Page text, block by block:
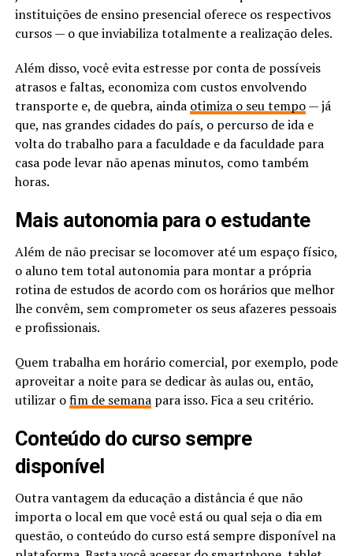
instituições de ensino presencial oferece os respectivos
cursos — o que inviabiliza totalmente a realização deles.
Além disso, você evita estresse por conta de possíveis
atrasos e faltas, economiza com custos envolvendo
transporte e, de quebra, ainda otimiza o seu tempo— já
que, nas grandes cidades do país, o percurso de ida e
volta do trabalho para a faculdade e da faculdade para
casa pode levar não apenas minutos, como também
horas.
Mais autonomia para o estudante
Além de não precisar se locomover até um espaço físico,
o aluno tem total autonomia para montar a própria
rotina de estudos de acordo com os horários que melhor
lhe convêm, sem comprometer os seus afazeres pessoais
e profissionais.
Quem trabalha em horário comercial, por exemplo, pode
aproveitar a noite para se dedicar às aulas ou, então,
utilizar ofim de semanapara isso. Fica a seu critério.
Conteúdo do curso sempre
disponível
Outra vantagem da educação a distância é que não
importa o local em que você está ou qual seja o dia em
questão, o conteúdo do curso está sempre disponível na